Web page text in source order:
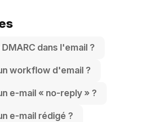
dans l'email ?
workflow d'email ?
e-mail « no-reply » ?
e-mail rédigé ?